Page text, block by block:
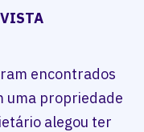
VISTA
encontrados
uma propriedade
alegou ter